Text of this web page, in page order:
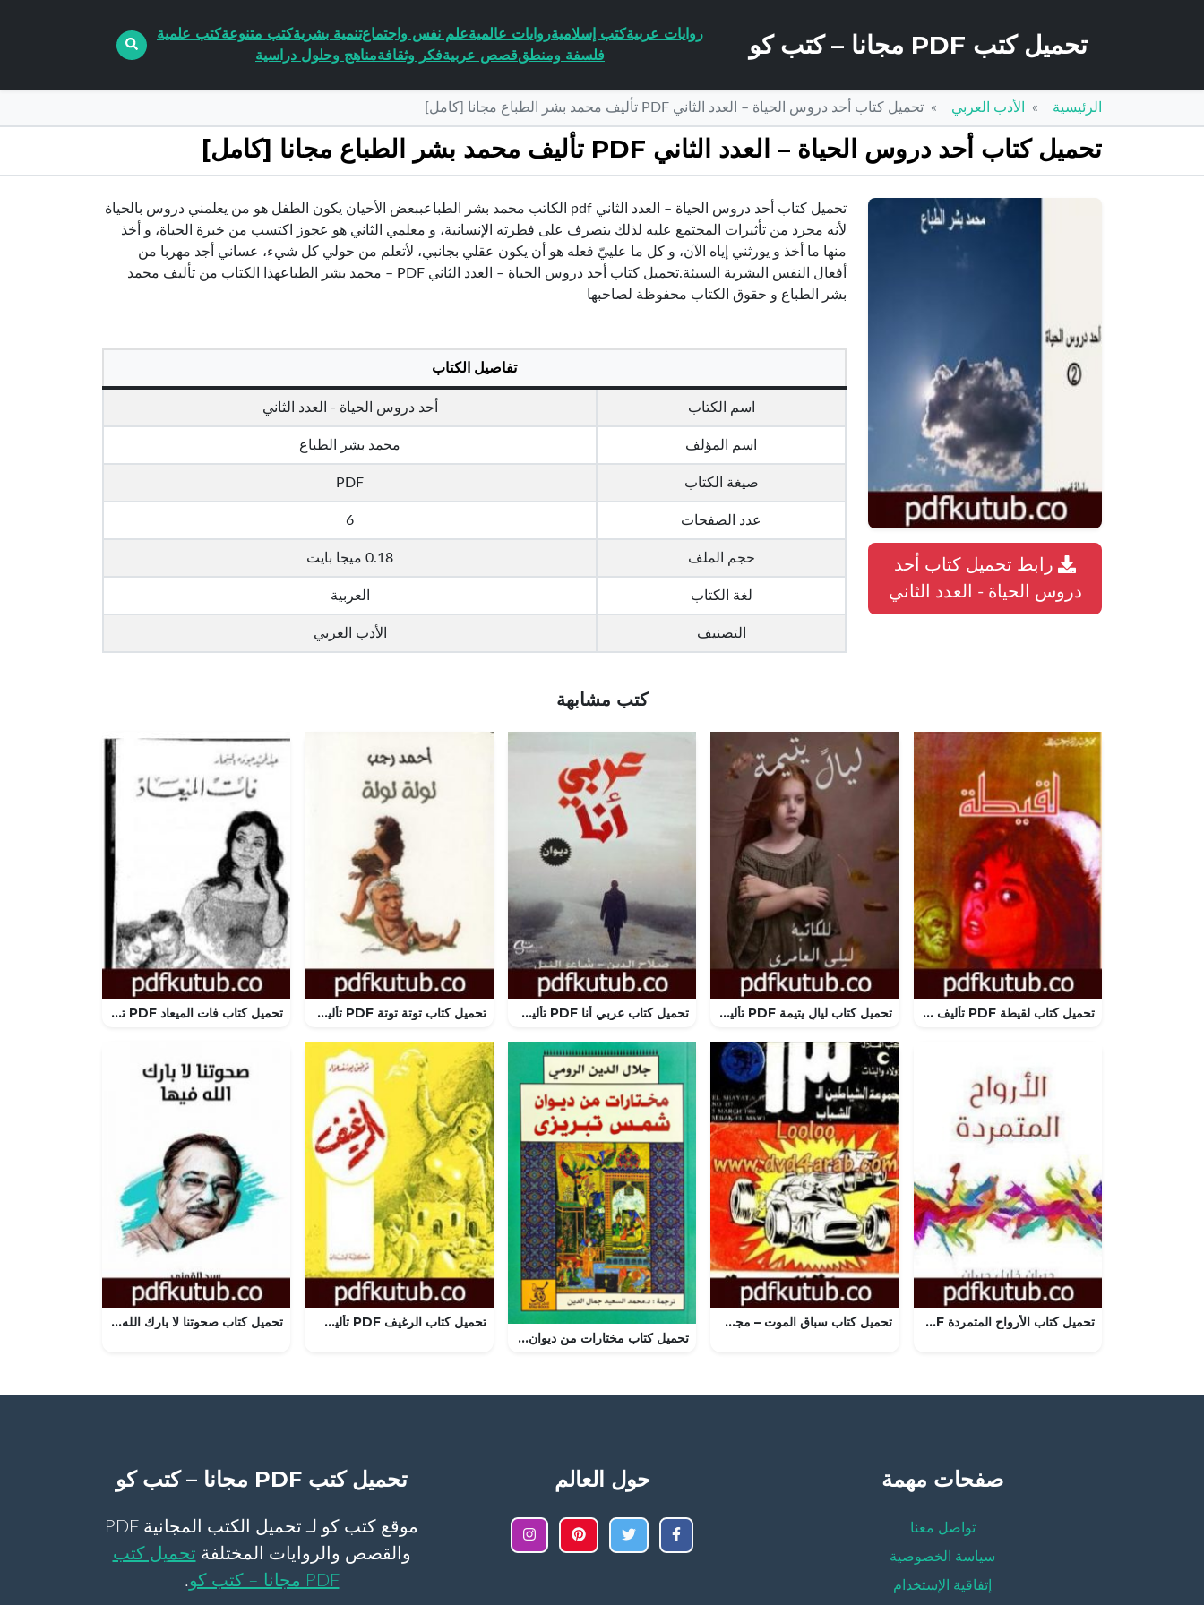
تحميل كتب PDF مجانا – كتب كو روايات عربيةكتب إسلاميةروايات عالميةعلم نفس واجتماعتنمية بشريةكتب متنوعةكتب علمية
فلسفة ومنطققصص عربيةفكر وثقافةمناهج وحلول دراسية
الرئيسية الأدب العربي تحميل كتاب أحد دروس الحياة – العدد الثاني PDF تأليف محمد بشر الطباع مجانا [كامل]
تحميل كتاب أحد دروس الحياة – العدد الثاني PDF تأليف محمد بشر الطباع مجانا [كامل]
رابط تحميل كتاب أحد
دروس الحياة - العدد الثاني
تحميل كتاب أحد دروس الحياة – العدد الثاني pdf الكاتب محمد بشر الطباعببعض الأحيان يكون الطفل هو من يعلمني دروس بالحياة
لأنه مجرد من تأثيرات المجتمع عليه لذلك يتصرف على فطرته الإنسانية، و معلمي الثاني هو عجوز اكتسب من خبرة الحياة، و أخذ
منها ما أخذ و يورثني إياه الآن، و كل ما علييّ فعله هو أن يكون عقلي بجانبي، لأتعلم من حولي كل شيء، عساني أجد مهربا من
أفعال النفس البشرية السيئة.تحميل كتاب أحد دروس الحياة – العدد الثاني PDF – محمد بشر الطباعهذا الكتاب من تأليف محمد
بشر الطباع و حقوق الكتاب محفوظة لصاحبها
تفاصيل الكتاب
اسم الكتاب أحد دروس الحياة - العدد الثاني
اسم المؤلف محمد بشر الطباع
صيغة الكتاب PDF
عدد الصفحات 6
حجم الملف 0.18 ميجا بايت
لغة الكتاب العربية
التصنيف الأدب العربي
كتب مشابهة
تحميل كتاب لقيطة PDF تأليف محمد عبد الحليم عبد الله مجانا [كامل] تحميل كتاب ليالٍ يتيمة PDF تأليف ليلى العامري مجانا [كامل] تحميل كتاب عربي أنا PDF تأليف صلاح الدين – شاعر النيل مجانا [كامل] تحميل كتاب توتة توتة PDF تأليف أحمد رجب مجانا [كامل] تحميل كتاب فات الميعاد PDF تأليف عبد الحميد جودة السحار مجانا [كامل]
تحميل كتاب الأرواح المتمردة PDF تأليف جبران خليل جبران مجانا [كامل]
تحميل كتاب سباق الموت – مجموعة الشياطين ال 13 PDF تأليف محمود سالم مجانا [كامل]
تحميل كتاب مختارات من ديوان شمس الدين تبريزي PDF مجانا
تحميل كتاب الرغيف PDF تأليف توفيق يوسف عواد مجانا [كامل] تحميل كتاب صحوتنا لا بارك الله فيها – نسخة هنداوي PDF تأليف سيد القمني مجانا [كامل]
صفحات مهمة
تواصل معنا
سياسة الخصوصية
إتفاقية الإستخدام
حول العالم تحميل كتب PDF مجانا – كتب كو
موقع كتب كو لـ تحميل الكتب المجانية PDF
والقصص والروايات المختلفة تحميل كتب
PDF مجانا – كتب كو
.